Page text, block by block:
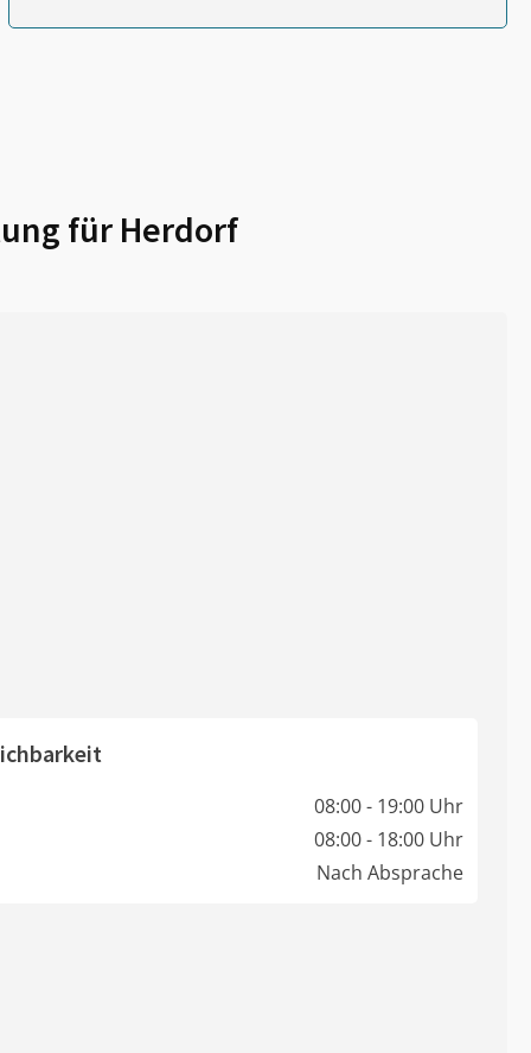
für Herdorf
08:00 - 19:00 Uhr
08:00 - 18:00 Uhr
Nach Absprache